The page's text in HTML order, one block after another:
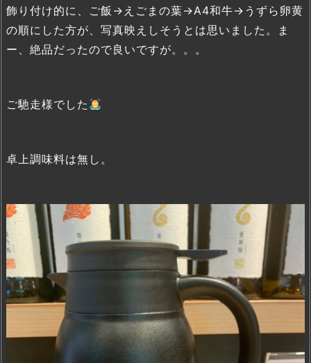
飾り付け的に、ご飯→えごまの葉→A4和牛→うずら卵黄
の順にした方が、写真映えしそうとは思いました。ま
ー、絶品だったので良いですが。。。
ご馳走様でした
卓上調味料は無し。